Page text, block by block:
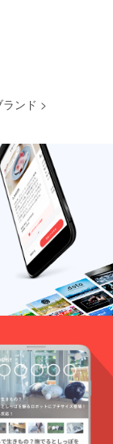
ンド >